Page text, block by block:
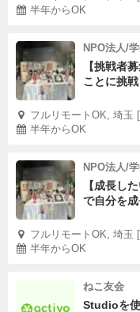
半年からOK
NPO法人/
【挑戦者
ことに挑
フルリモートOK, 埼玉
半年からOK
NPO法人/
【成長し
で自分を
フルリモートOK, 埼玉
半年からOK
ねこ友会
Studioを使